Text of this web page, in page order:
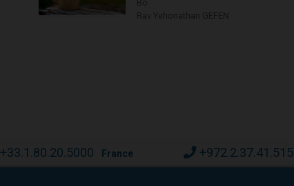
+33.1.80.20.5000 France +972.2.37.41.515